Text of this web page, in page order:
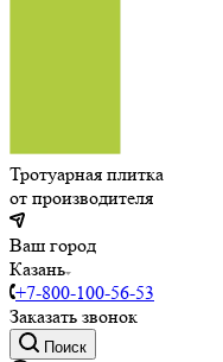
Тротуарная плитка
от производителя
Ваш город
Казань
+7-800-100-56-53
Заказать звонок
Поиск